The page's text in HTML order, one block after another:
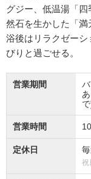
グジー、低温湯「
然石を生かした「満
浴後はリラクゼー
びりと過ごせる。
営業期間
営業時間
定休日
祝